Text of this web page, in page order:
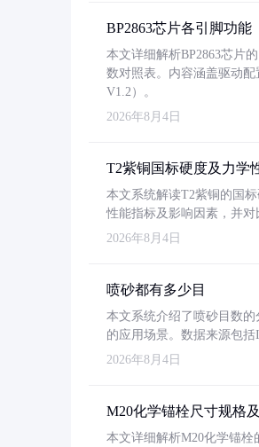
BP2863芯片各引脚功能
本文详细解析BP2863芯片
数对照表。内容涵盖驱动
V1.2）。
2026年8月4日
T2紫铜国标硬度及力学
本文系统解读T2紫铜的国
性能指标及影响因素，并对
2026年8月4日
喷砂都有多少目
本文系统介绍了喷砂目数
的应用场景。数据来源包括
2026年8月4日
M20化学锚栓尺寸规格
本文详细解析M20化学锚